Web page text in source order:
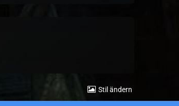
Stil ändern